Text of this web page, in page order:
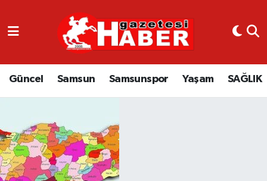
Güncel Samsun Samsunspor Yaşam SAĞLIK
GÜNCEL
SAMSUN
EKONOMİ
YAŞAM